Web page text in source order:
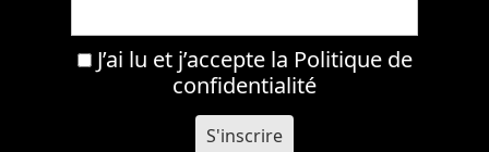
J’ai lu et j’accepte la Politique de
confidentialité